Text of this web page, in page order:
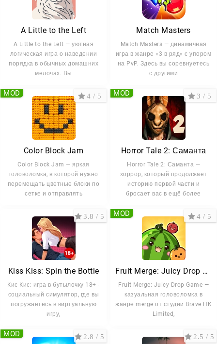
A Little to the Left
A Little to the Left — уютная
логическая игра о наведении
порядка в обычных домашних
мелочах. Вы
Match Masters
Match Masters — динамичная
игра в жанре «3 в ряд» с упором
на PvP. Здесь вы соревнуетесь
с другими
Color Block Jam
Color Block Jam — яркая
головоломка, в которой нужно
перемещать цветные блоки по
сетке и отправлять
4 / 5
MOD
Horror Tale 2: Саманта
Horror Tale 2: Саманта —
хоррор, который продолжает
историю первой части и
бросает вас в ещё более
3 / 5
MOD
Kiss Kiss: Spin the Bottle
Кис Кис: игра в бутылочку 18+ -
социальный симулятор, где вы
погружаетесь в виртуальную
игру,
3.8 / 5
Fruit Merge: Juicy Drop Game
Fruit Merge: Juicy Drop Game —
казуальная головоломка в
жанре merge от студии Brave HK
Limited,
4 / 5
MOD
2.8 / 5
MOD 2.5 / 5